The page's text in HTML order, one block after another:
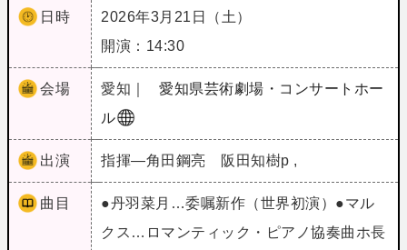
日時
2026年3月21日（土）
開演：14:30
会場 愛知｜
愛知県芸術劇場・コンサートホー
ル
出演 指揮―角田鋼亮 阪田知樹p ,
曲目
●丹羽菜月…委嘱新作（世界初演）●マル
クス…ロマンティック・ピアノ協奏曲ホ長